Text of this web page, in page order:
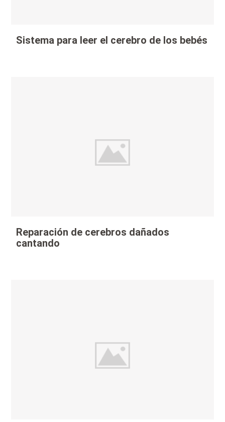
Sistema para leer el cerebro de los bebés
Reparación de cerebros dañados
cantando